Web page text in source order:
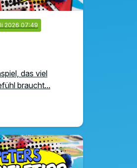
2026 07:49
das viel
braucht...